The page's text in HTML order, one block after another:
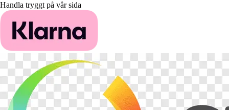
Handla tryggt på vår sida